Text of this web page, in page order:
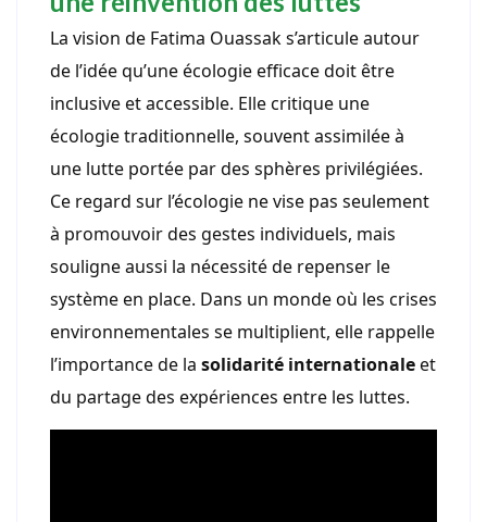
La vision de Fatima Ouassak s’articule autour
de l’idée qu’une écologie efficace doit être
inclusive et accessible. Elle critique une
écologie traditionnelle, souvent assimilée à
une lutte portée par des sphères privilégiées.
Ce regard sur l’écologie ne vise pas seulement
à promouvoir des gestes individuels, mais
souligne aussi la nécessité de repenser le
système en place. Dans un monde où les crises
environnementales se multiplient, elle rappelle
l’importance de la solidarité internationaleet
du partage des expériences entre les luttes.